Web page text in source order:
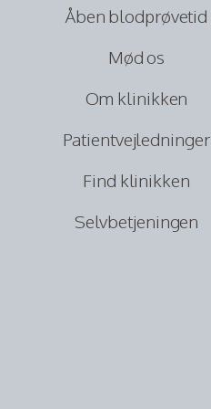
Åben blodprøvetid
Mød os
Om klinikken
Patientvejledninger
Find klinikken
Selvbetjeningen